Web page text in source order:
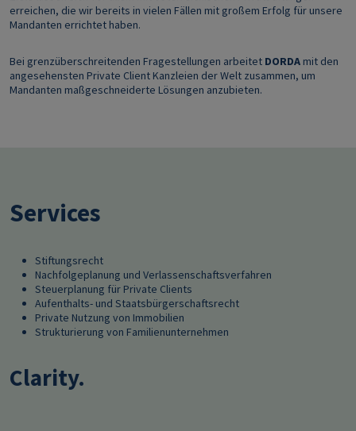
erreichen, die wir bereits in vielen Fällen mit großem Erfolg für unsere
Mandanten errichtet haben.
Bei grenzüberschreitenden Fragestellungen arbeitet DORDA mit den
angesehensten Private Client Kanzleien der Welt zusammen, um
Mandanten maßgeschneiderte Lösungen anzubieten.
Services
Stiftungsrecht
Nachfolgeplanung und Verlassenschaftsverfahren
Steuerplanung für Private Clients
Aufenthalts- und Staatsbürgerschaftsrecht
Private Nutzung von Immobilien
Strukturierung von Familienunternehmen
Clarity.